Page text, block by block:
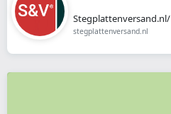
Stegplattenversand.nl/
stegplattenversand.nl